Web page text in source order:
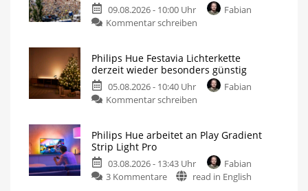
09.08.2026 - 10:00 Uhr
Fabian
Kommentar schreiben
Philips Hue Festavia Lichterkette
derzeit wieder besonders günstig
05.08.2026 - 10:40 Uhr
Fabian
Kommentar schreiben
Philips Hue arbeitet an Play Gradient
Strip Light Pro
03.08.2026 - 13:43 Uhr
Fabian
3 Kommentare
read in English